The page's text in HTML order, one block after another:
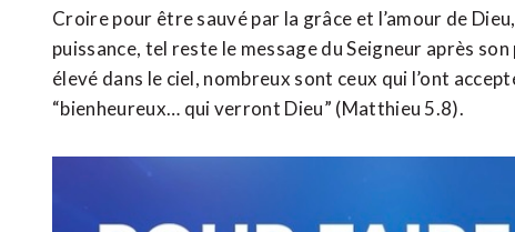
Croire pour être sauvé par la grâce et l’amour de
puissance, tel reste le message du Seigneur après
élevé dans le ciel, nombreux sont ceux qui l’ont
“bienheureux… qui verront Dieu” (Matthieu 5.8).